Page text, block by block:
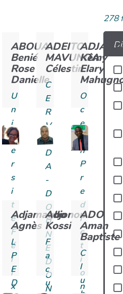
278
ABOUA
Benié
Rose
Danielle
U
n
i
v
e
r
s
i
t
é
F
é
l
i
x
ADEITO
MAVUNDA
Célestin
C
E
R
V
I
D
A
-
D
O
U
N
E
D
O
N
Kêmy
Elary
O
c
e
a
n
P
r
e
d
i
c
t
i
o
n
Adjamagbo
Agnès
L
P
E
D
Adjonou
Kossi
F
a
c
u
ADO
Aman
Baptiste
C
l
u